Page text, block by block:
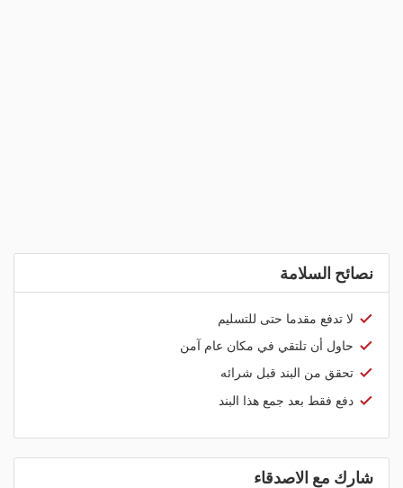
نصائح السلامة
لا تدفع مقدما حتى للتسليم
حاول أن تلتقي في مكان عام آمن
تحقق من البند قبل شرائه
دفع فقط بعد جمع هذا البند
شارك مع الاصدقاء